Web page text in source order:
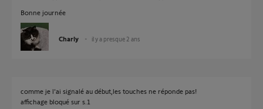
Bonne journée
Charly il y a presque 2 ans
comme je l'ai signalé au début,les touches ne réponde pas!
affichage bloqué sur s.1